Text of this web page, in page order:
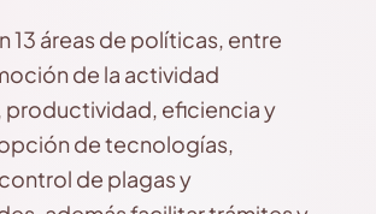
13 áreas de políticas, entre
de la actividad
eficiencia y
de tecnologías,
de plagas y